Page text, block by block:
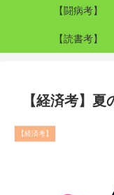
【闘病考】
【読書考】
【経済考】
【経済考】